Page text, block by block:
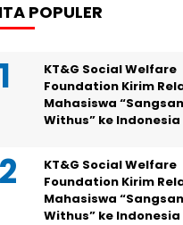
POPULER
KT&G Social Welfare
Foundation Kirim
Mahasiswa
Withus” ke Indonesia
KT&G Social Welfare
Foundation Kirim
Mahasiswa
Withus” ke Indonesia